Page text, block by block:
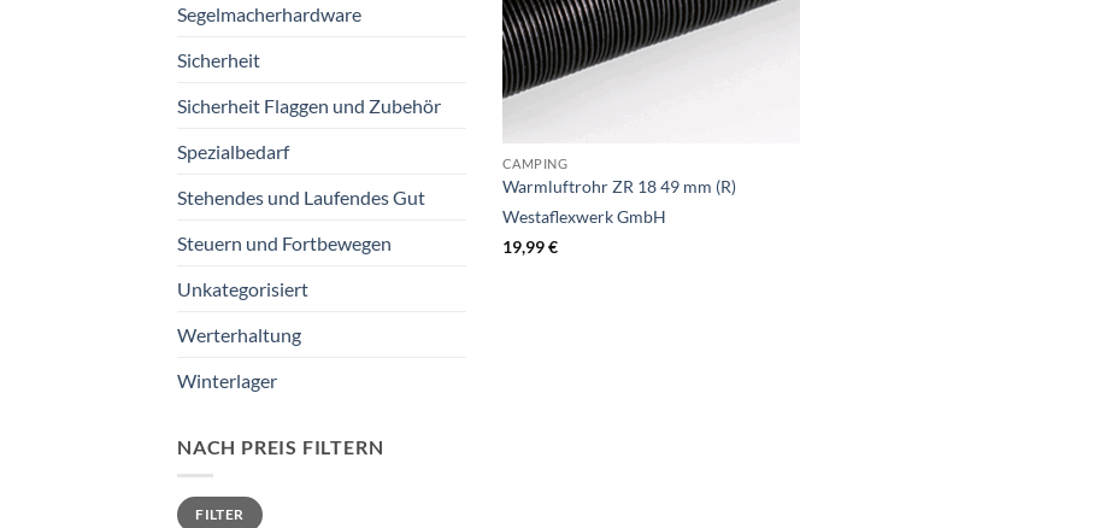
Segelmacherhardware
Sicherheit
Sicherheit Flaggen und Zubehör
Spezialbedarf
Stehendes und Laufendes Gut
Steuern und Fortbewegen
Unkategorisiert
Werterhaltung
Winterlager
NACH PREIS FILTERN
Min.
Preis
Max.
PreisFILTER
CAMPING
Warmluftrohr ZR 18 49 mm (R)
Westaflexwerk GmbH
19,99€